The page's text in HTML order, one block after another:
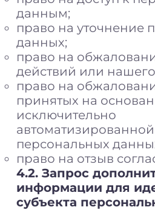
данным;
право на уточнение
данных;
право на
действий или
право на
принятых на
исключительно
персональных
право на отзыв
4.2. Запрос
информации для
субъекта